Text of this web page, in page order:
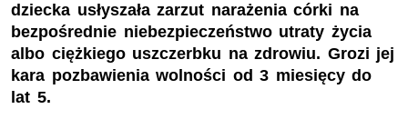
dziecka usłyszała zarzut narażenia córki na
bezpośrednie niebezpieczeństwo utraty życia
albo ciężkiego uszczerbku na zdrowiu. Grozi jej
kara pozbawienia wolności od 3 miesięcy do
lat 5.